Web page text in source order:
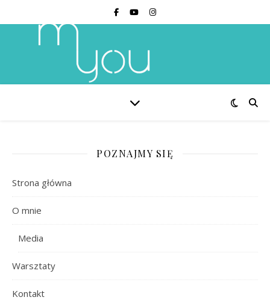
POZNAJMY SIĘ
Strona główna
O mnie
Media
Warsztaty
Kontakt